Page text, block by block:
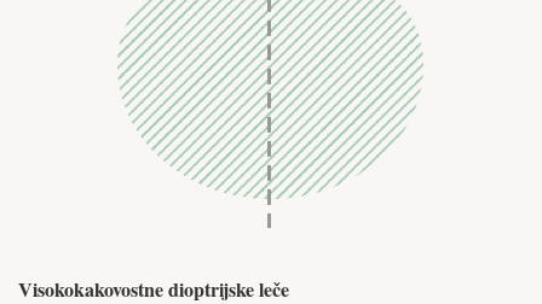
Visokokakovostne dioptrijske leče